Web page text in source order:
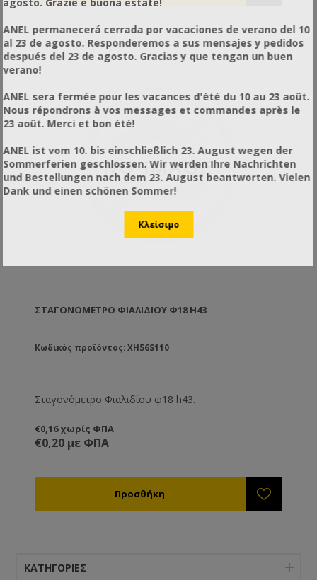
ΣΤΑΓΟΝΌΜΕΤΡΟ ΦΙΑΛΙΔΊΟΥ Φ18 H43
Κωδικός προϊόντος: XH56S110
Σταγονόμετρο Φιαλιδίου φ18 h43.
€0,16 χωρίς ΦΠΑ
€0,20 με ΦΠΑ
ΚΑΤΗΓΟΡΊΕΣ
ANEL permanecerá cerrada por vacaciones de verano del 10
al 23 de agosto. Responderemos a sus mensajes y pedidos
después del 23 de agosto. Gracias y que tengan un buen
verano!
ANEL sera fermée pour les vacances d'été du 10 au 23 août.
Nous répondrons à vos messages et commandes après le
23 août. Merci et bon été!
ANEL ist vom 10. bis einschließlich 23. August wegen der
Sommerferien geschlossen. Wir werden Ihre Nachrichten
und Bestellungen nach dem 23. August beantworten. Vielen
Dank und einen schönen Sommer!